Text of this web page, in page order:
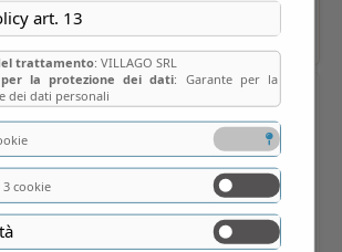
art. 13
trattamento: VILLAGO SRL
la protezione dei dati: Garante per la
dei dati personali
3 cookie